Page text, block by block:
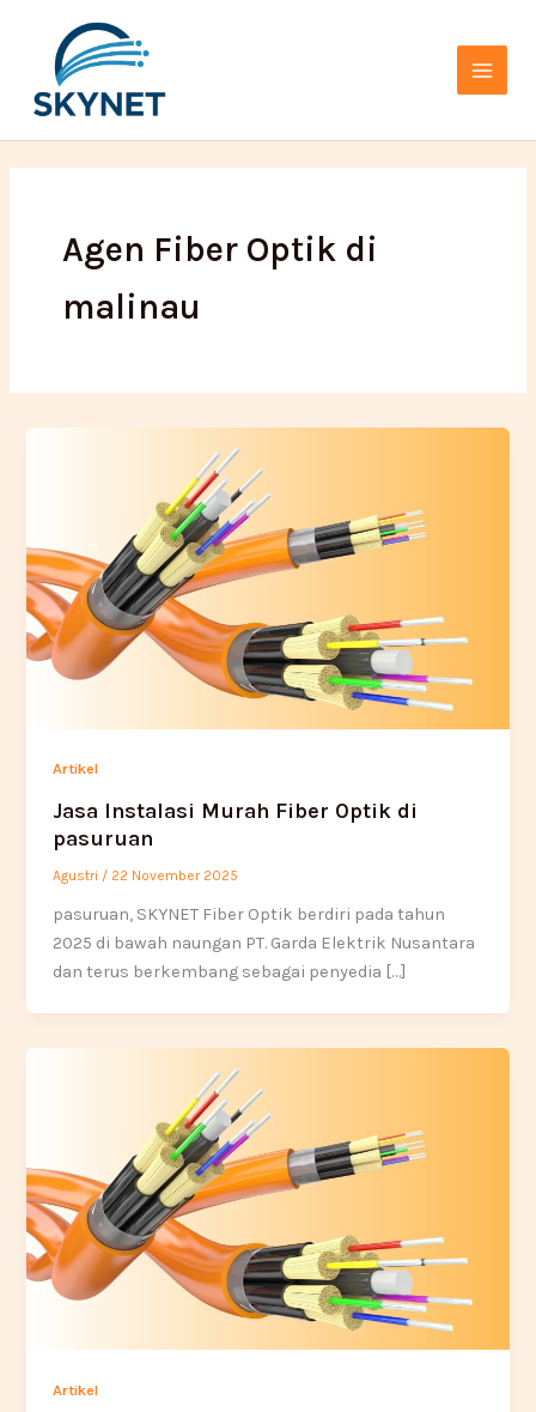
konten
Menu
Agen Fiber Optik di
malinau
Artikel
Jasa Instalasi Murah Fiber Optik di
pasuruan
Agustri / 22 November 2025
pasuruan, SKYNET Fiber Optik berdiri pada tahun
2025 di bawah naungan PT. Garda Elektrik Nusantara
dan terus berkembang sebagai penyedia […]
Artikel